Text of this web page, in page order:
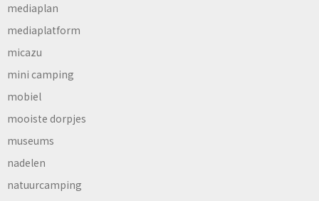
mediaplan
mediaplatform
micazu
mini camping
mobiel
mooiste dorpjes
museums
nadelen
natuurcamping